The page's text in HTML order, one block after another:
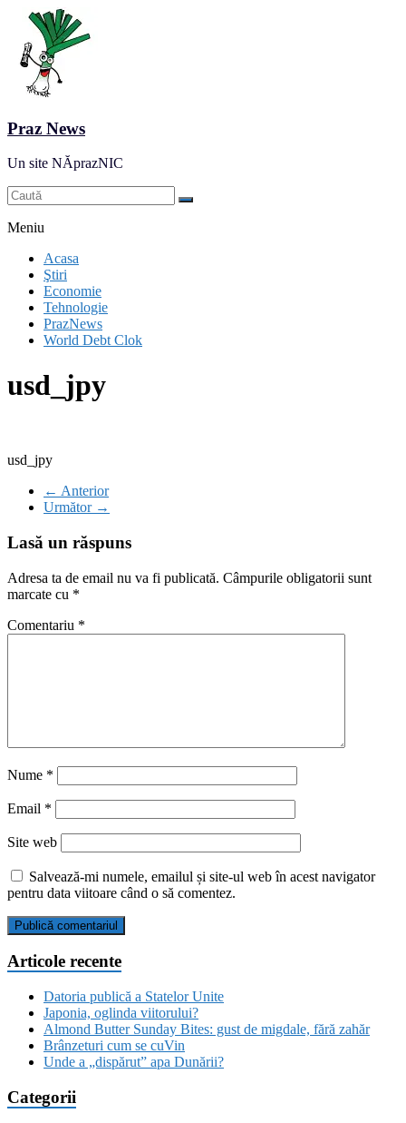
Praz News
Un site NĂprazNIC
Meniu
Acasa
Ştiri
Economie
Tehnologie
PrazNews
World Debt Clok
usd_jpy
usd_jpy
← Anterior
Următor →
Lasă un răspuns
Adresa ta de email nu va fi publicată. Câmpurile obligatorii sunt
marcate cu *
Comentariu *
Nume *
Email *
Site web
Salvează-mi numele, emailul și site-ul web în acest navigator
pentru data viitoare când o să comentez.
Articole recente
Datoria publică a Statelor Unite
Japonia, oglinda viitorului?
Almond Butter Sunday Bites: gust de migdale, fără zahăr
Brânzeturi cum se cuVin
Unde a „dispărut” apa Dunării?
Categorii